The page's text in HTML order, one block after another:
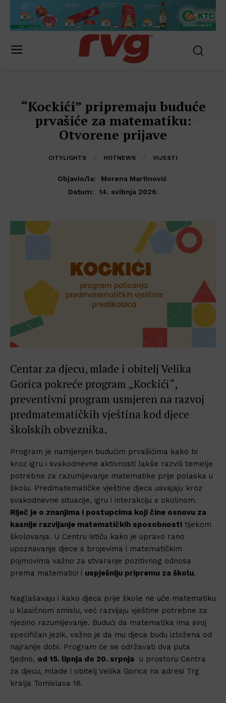
“Kockići” pripremaju buduće
prvašiće za matematiku:
Otvorene prijave
CITYLIGHTS HOTNEWS VIJESTI
Objavio/la:
Morena Martinović
Datum:
14. svibnja 2026.
Centar za djecu, mlade i obitelj Velika
Gorica pokreće program „Kockići“,
preventivni program usmjeren na razvoj
predmatematičkih vještina kod djece
školskih obveznika.
Program je namijenjen budućim prvašićima kako bi
kroz igru i svakodnevne aktivnosti lakše razvili temelje
potrebne za razumijevanje matematike prije polaska u
školu. Predmatematičke vještine djeca usvajaju kroz
svakodnevne situacije, igru i interakciju s okolinom.
Riječ je o znanjima i postupcima koji čine osnovu za
kasnije razvijanje matematičkih sposobnosti tijekom
školovanja. U Centru ističu kako je upravo rano
upoznavanje djece s brojevima i matematičkim
pojmovima važno za stvaranje pozitivnog odnosa
prema matematici i uspješniju pripremu za školu.
Naglašavaju i kako djeca prije škole ne uče matematiku
u klasičnom smislu, već razvijaju vještine potrebne za
njezino razumijevanje. Budući da matematika ima svoj
specifičan jezik, važno je da mu djeca budu izložena od
najranije dobi. Program će se održavati dva puta
tjedno, od 15. lipnja do 20. srpnja u prostoru Centra
za djecu, mlade i obitelj Velika Gorica na adresi Trg
kralja Tomislava 16.